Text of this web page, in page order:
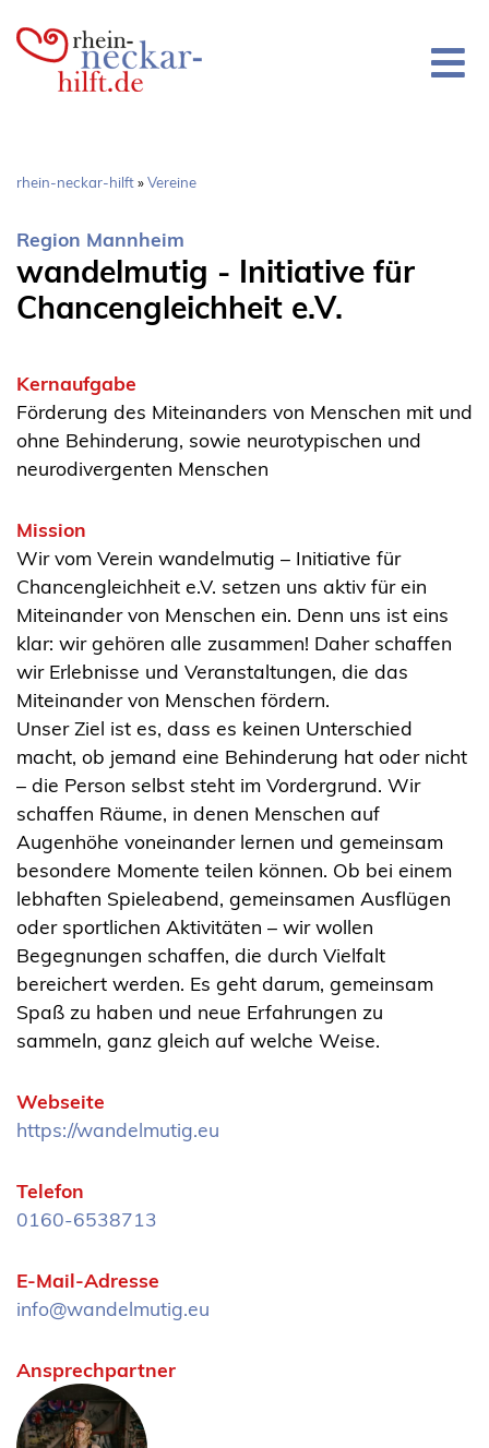
zum
Pfadnavigation
rhein-neckar-hilft Vereine
Region Mannheim
wandelmutig - Initiative für
Chancengleichheit e.V.
Kernaufgabe
Förderung des Miteinanders von Menschen mit und
ohne Behinderung, sowie neurotypischen und
neurodivergenten Menschen
Mission
Wir vom Verein wandelmutig – Initiative für
Chancengleichheit e.V. setzen uns aktiv für ein
Miteinander von Menschen ein. Denn uns ist eins
klar: wir gehören alle zusammen! Daher schaffen
wir Erlebnisse und Veranstaltungen, die das
Miteinander von Menschen fördern.
Unser Ziel ist es, dass es keinen Unterschied
macht, ob jemand eine Behinderung hat oder nicht
– die Person selbst steht im Vordergrund. Wir
schaffen Räume, in denen Menschen auf
Augenhöhe voneinander lernen und gemeinsam
besondere Momente teilen können. Ob bei einem
lebhaften Spieleabend, gemeinsamen Ausflügen
oder sportlichen Aktivitäten – wir wollen
Begegnungen schaffen, die durch Vielfalt
bereichert werden. Es geht darum, gemeinsam
Spaß zu haben und neue Erfahrungen zu
sammeln, ganz gleich auf welche Weise.
Webseite
https://wandelmutig.eu
Telefon
0160-6538713
E-Mail-Adresse
info@wandelmutig.eu
Ansprechpartner